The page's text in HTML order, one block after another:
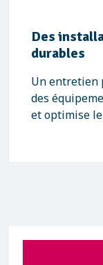
Des
durables
Un entretien
des
et optimise